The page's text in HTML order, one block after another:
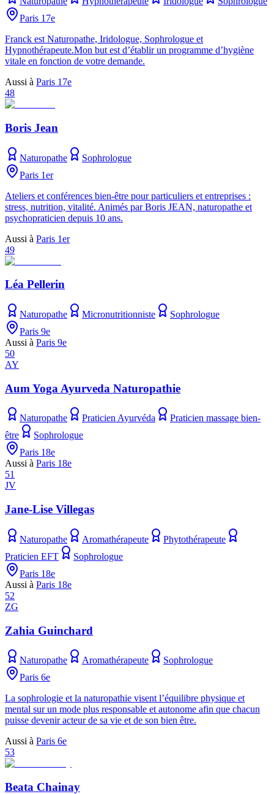
Paris 17e
Franck est Naturopathe, Iridologue, Sophrologue et
Hypnothérapeute.Mon but est d’établir un programme d’hygiène
vitale en fonction de votre demande.
Aussi à Paris 17e
48
Boris Jean
Naturopathe
Sophrologue
Paris 1er
Ateliers et conférences bien-être pour particuliers et entreprises :
stress, nutrition, vitalité. Animés par Boris JEAN, naturopathe et
psychopraticien depuis 10 ans.
Aussi à Paris 1er
49
Léa Pellerin
Naturopathe Micronutritionniste
Sophrologue
Paris 9e
Aussi à Paris 9e
50
AY
Aum Yoga Ayurveda Naturopathie
Naturopathe Praticien Ayurvéda
Praticien massage bien-
être
Sophrologue
Paris 18e
Aussi à Paris 18e
51
JV
Jane-Lise Villegas
Naturopathe Aromathérapeute
Phytothérapeute
Praticien EFT
Sophrologue
Paris 18e
Aussi à Paris 18e
52
ZG
Zahia Guinchard
Naturopathe Aromathérapeute
Sophrologue
Paris 6e
La sophrologie et la naturopathie visent l’équilibre physique et
mental sur un mode plus responsable et autonome afin que chacun
puisse devenir acteur de sa vie et de son bien être.
Aussi à Paris 6e
53
Beata Chainay